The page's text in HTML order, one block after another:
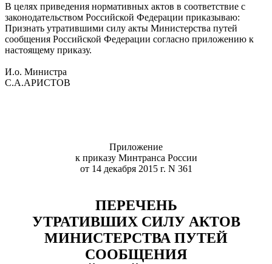
В целях приведения нормативных актов в соответствие с
законодательством Российской Федерации приказываю:
Признать утратившими силу акты Министерства путей
сообщения Российской Федерации согласно приложению к
настоящему приказу.
И.о. Министра
С.А.АРИСТОВ
Приложение
к приказу Минтранса России
от 14 декабря 2015 г. N 361
ПЕРЕЧЕНЬ
УТРАТИВШИХ СИЛУ АКТОВ
МИНИСТЕРСТВА ПУТЕЙ
СООБЩЕНИЯ